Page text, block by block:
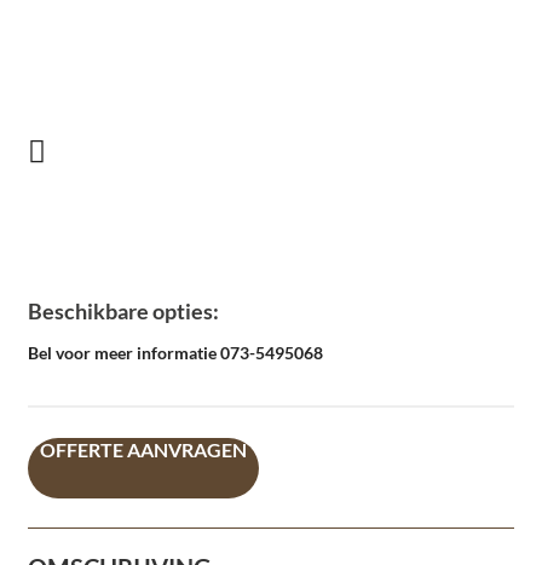
Beschikbare opties:
Bel voor meer informatie 073-5495068
OFFERTE AANVRAGEN